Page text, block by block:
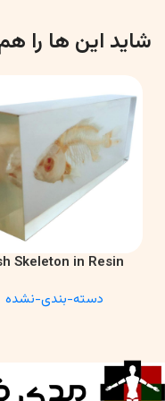
شاید این ها را
اطلاعات بیشتر
Skeleton in Resin
Anatomy Specimen
دسته-بندی-نشده